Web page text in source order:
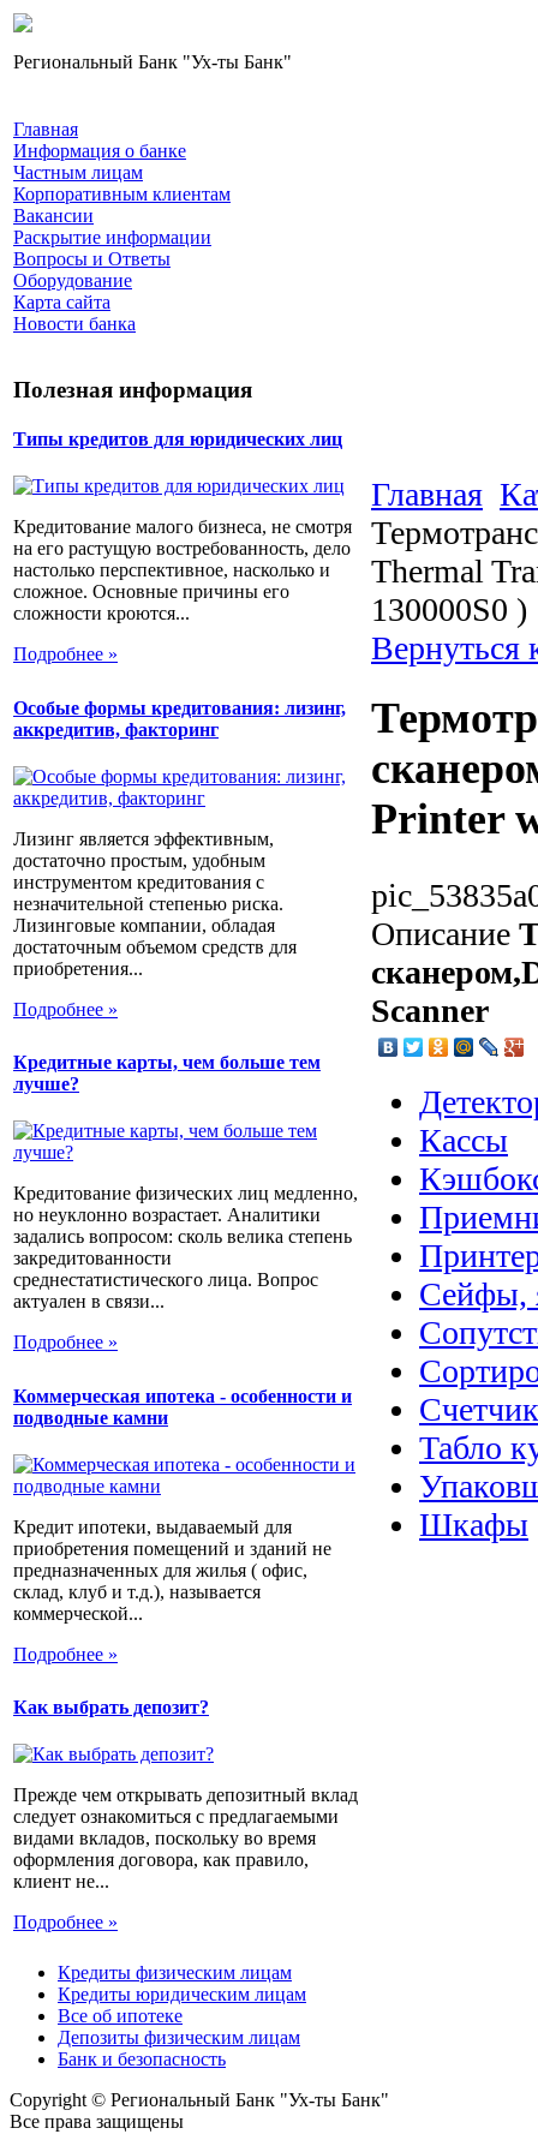
Региональный Банк "Ух-ты Банк"
Главная
Информация о банке
Частным лицам
Корпоративным клиентам
Вакансии
Раскрытие информации
Вопросы и Ответы
Оборудование
Карта сайта
Новости банка
Полезная информация
Типы кредитов для юридических лиц
Кредитование малого бизнеса, не смотря
на его растущую востребованность, дело
настолько перспективное, насколько и
сложное. Основные причины его
сложности кроются...
Подробнее »
Особые формы кредитования: лизинг,
аккредитив, факторинг
Лизинг является эффективным,
достаточно простым, удобным
инструментом кредитования с
незначительной степенью риска.
Лизинговые компании, обладая
достаточным объемом средств для
приобретения...
Подробнее »
Кредитные карты, чем больше тем
лучше?
Кредитование физических лиц медленно,
но неуклонно возрастает. Аналитики
задались вопросом: сколь велика степень
закредитованности
среднестатистического лица. Вопрос
актуален в связи...
Подробнее »
Коммерческая ипотека - особенности и
подводные камни
Кредит ипотеки, выдаваемый для
приобретения помещений и зданий не
предназначенных для жилья ( офис,
склад, клуб и т.д.), называется
коммерческой...
Подробнее »
Как выбрать депозит?
Прежде чем открывать депозитный вклад
следует ознакомиться с предлагаемыми
видами вкладов, поскольку во время
оформления договора, как правило,
клиент не...
Подробнее »
Главная
Thermal
130000S0 )
Вернуться
Printer
Описание
Scanner
Кассы
Сейфы,
Табло
Шкафы
Кредиты физическим лицам
Кредиты юридическим лицам
Все об ипотеке
Депозиты физическим лицам
Банк и безопасность
Copyright © Региональный Банк "Ух-ты Банк"
Все права защищены